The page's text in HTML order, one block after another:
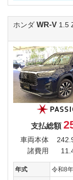
ホンダ WR-V 1.5
支払総額
車両本体
諸費用
年式 令和8年